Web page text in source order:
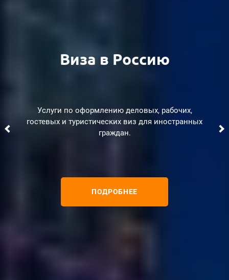
ММЦ Сахарово
Подготовка и срочная подача документов в ММЦ
"Сахарово". Миграционный "аутсорсинг" для
организаций.
ПОДРОБНЕЕ
Виза в Россию
Услуги по оформлению деловых, рабочих,
гостевых и туристических виз для иностранных
граждан​.
ПОДРОБНЕЕ
Разрешение
на работу​
Оформление разрешений на работу и рабочих виз
для иностранных граждан из дальнего зарубежья.​
ПОДРОБНЕЕ